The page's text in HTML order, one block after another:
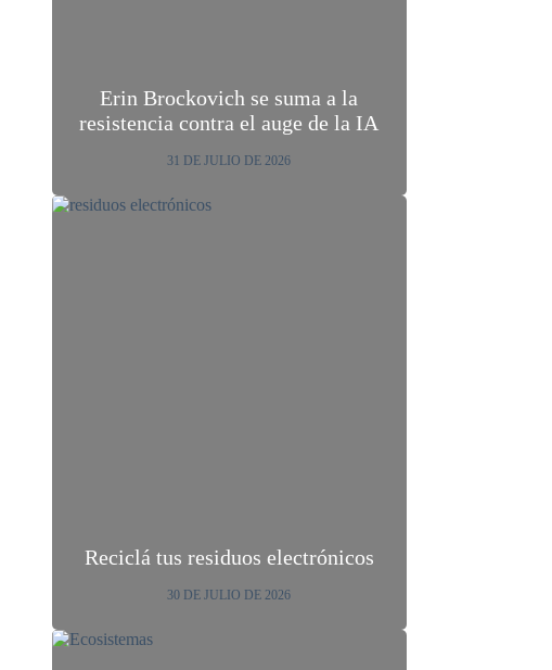
Erin Brockovich se suma a la
resistencia contra el auge de la IA
31 DE JULIO DE 2026
Reciclá tus residuos electrónicos
30 DE JULIO DE 2026